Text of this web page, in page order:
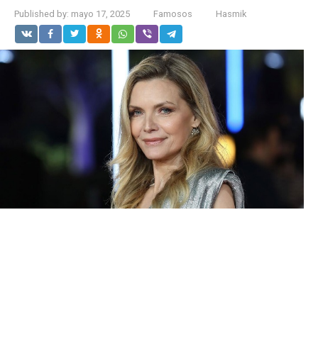
Published by: mayo 17, 2025 Famosos Hasmik